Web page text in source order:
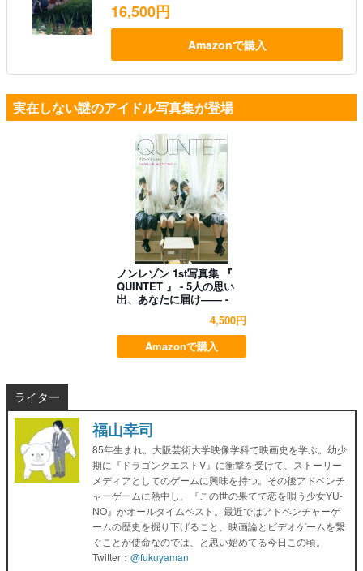
16,500円
Amazonで購入
実在しない謎のアイドル写真集が登場
ノンレゾン 1st写真集 『
QUINTET 』 - 5人の思い
出、あなたに届け―― -
4,500円
Amazonで購入
ライター
福山幸司
85年生まれ。大阪芸術大学映像学科で映画史を学ぶ。幼少
期に『ドラゴンクエストV』に衝撃を受けて、ストーリー
メディアとしてのゲームに興味を持つ。その後アドベンチ
ャーゲームに熱中し、『この世の果てで恋を唄う少女YU-
NO』がオールタイムベスト。最近ではアドベンチャーゲ
ームの歴史を掘り下げること、映画論とビデオゲームを繋
ぐことが使命なのでは、と思い始めてる今日この頃。
Twitter： @fukuyaman